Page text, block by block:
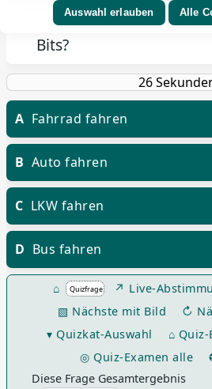
Was ist die
Bits?
A Fahrrad fahren
B Auto fahren
C LKW fahren
D Bus fahren
⌂ ↗ Live-
▧ Nächste mit Bild
↻
▾ Quizkat-Auswahl
⌂
◎ Quiz-Examen alle
Diese Frage Gesamtergebnis